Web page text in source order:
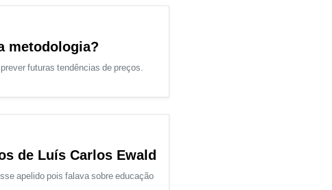
metodologia?
futuras tendências de preços.
de Luís Carlos Ewald
apelido pois falava sobre educação